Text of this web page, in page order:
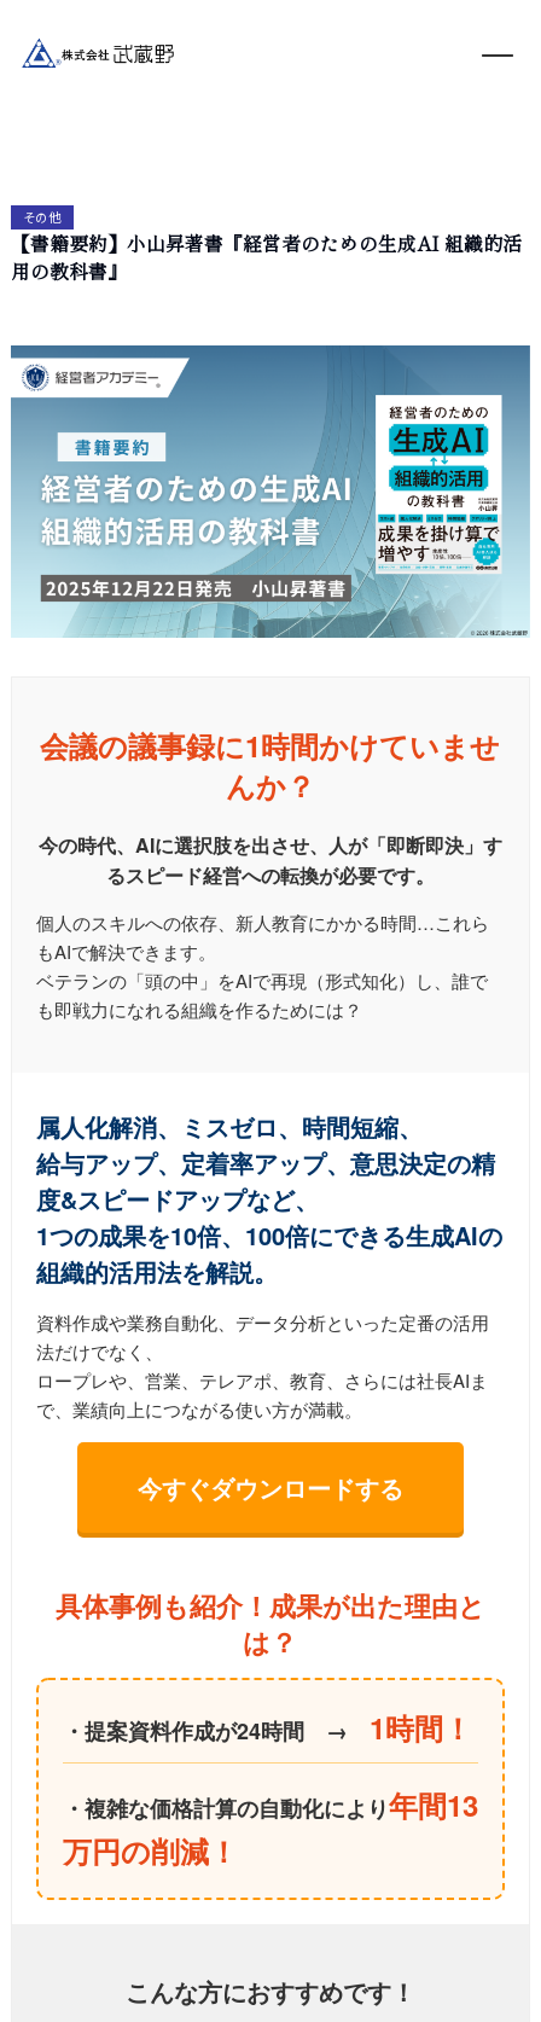
その他
【書籍要約】小山昇著書『経営者のための生成AI 組織的活
用の教科書』
会議の議事録に1時間かけていませ
んか？
今の時代、AIに選択肢を出させ、人が「即断即決」す
るスピード経営への転換が必要です。
個人のスキルへの依存、新人教育にかかる時間…これら
もAIで解決できます。
ベテランの「頭の中」をAIで再現（形式知化）し、誰で
も即戦力になれる組織を作るためには？
属人化解消、ミスゼロ、時間短縮、
給与アップ、定着率アップ、意思決定の精
度&スピードアップなど、
1つの成果を10倍、100倍にできる生成AIの
組織的活用法を解説。
資料作成や業務自動化、データ分析といった定番の活用
法だけでなく、
ロープレや、営業、テレアポ、教育、さらには社長AIま
で、業績向上につながる使い方が満載。
今すぐダウンロードする
具体事例も紹介！成果が出た理由と
は？
・提案資料作成が24時間 → 1時間！
・複雑な価格計算の自動化により年間13
万円の削減！
こんな方におすすめです！